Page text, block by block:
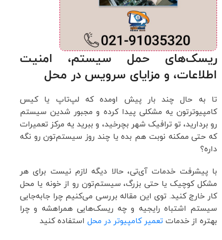
ریسک‌های حمل سیستم، امنیت
اطلاعات، و مزایای سرویس در محل
تا به حال چند بار پیش اومده که لپ‌تاپ یا کیس
کامپیوترتون یه مشکلی پیدا کرده و مجبور شدین سیستم
رو بردارید، تو ترافیک شهر بچرخید، و ببرید یه مرکز تعمیرات
که حتی ممکنه نوبت هم بده یا چند روز سیستم‌تون رو نگه
داره؟
با پیشرفت خدمات آی‌تی، حالا دیگه لازم نیست برای هر
مشکل کوچیک یا حتی بزرگ، سیستم‌تون رو از خونه یا محل
کار خارج کنید. توی این مقاله بررسی می‌کنیم چرا جابه‌جایی
سیستم اشتباه رایجیه و چه ریسک‌هایی همراهشه و چرا
بهتره از خدمات تعمیر کامپیوتر در محل استفاده کنید